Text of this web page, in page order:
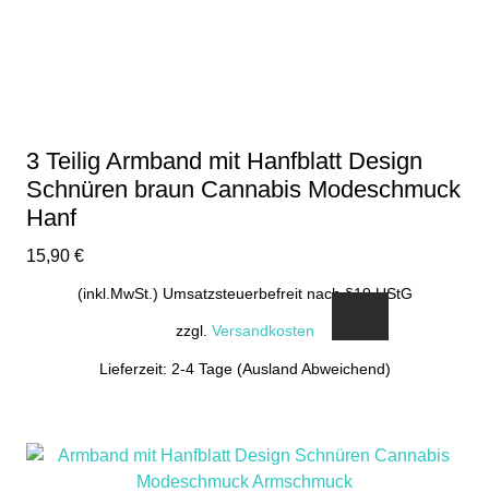
3 Teilig Armband mit Hanfblatt Design
Schnüren braun Cannabis Modeschmuck
Hanf
15,90 €
(inkl.MwSt.) Umsatzsteuerbefreit nach §19 UStG
zzgl. Versandkosten
Lieferzeit: 2-4 Tage (Ausland Abweichend)